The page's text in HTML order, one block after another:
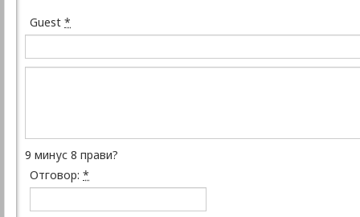
Guest *
9 минус 8 прави?
Отговор: *